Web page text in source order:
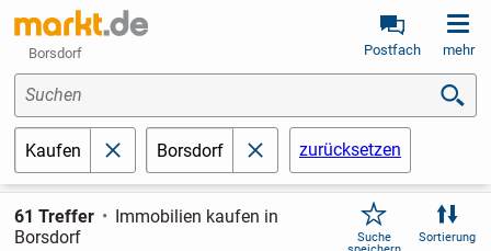
Borsdorf Postfach mehr
Suchen
Kaufen schließenBorsdorf schließenzurücksetzen
61 Treffer
Immobilien kaufen in
Borsdorf
Suche
Sortierung